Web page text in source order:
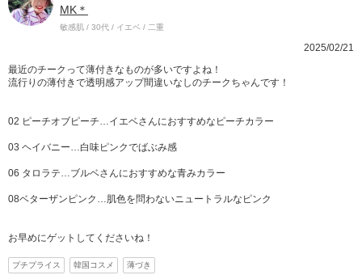
MK＊
敏感肌 / 30代 / イエベ / 二重
2025/02/21
最近のチークって薄付きなものが多いですよね！
流行りの薄付きで透明感アップ間違いなしのチークちゃんです！
02 ピーチオブピーチ…イエベさんにおすすめなピーチカラー
03 ヘイバニー…白味ピンクでばぶみ感
06 タロラテ…ブルベさんにおすすめな青みカラー
08ベターザンピンク…肌色を問わないニュートラルなピンク
お早めにゲットしてくださいね！
プチプライス 韓国コスメ 薄づき